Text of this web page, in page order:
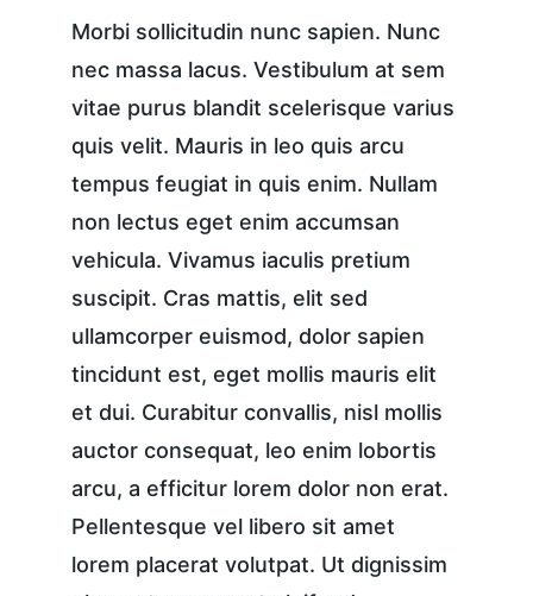
Morbi sollicitudin nunc sapien. Nunc
nec massa lacus. Vestibulum at sem
vitae purus blandit scelerisque varius
quis velit. Mauris in leo quis arcu
tempus feugiat in quis enim. Nullam
non lectus eget enim accumsan
vehicula. Vivamus iaculis pretium
suscipit. Cras mattis, elit sed
ullamcorper euismod, dolor sapien
tincidunt est, eget mollis mauris elit
et dui. Curabitur convallis, nisl mollis
auctor consequat, leo enim lobortis
arcu, a efficitur lorem dolor non erat.
Pellentesque vel libero sit amet
lorem placerat volutpat. Ut dignissim